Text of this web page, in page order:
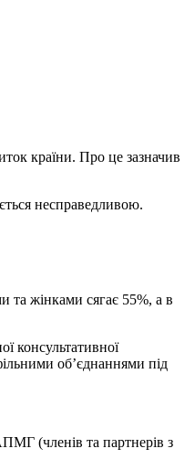
країни. Про це зазначив
несправедливою.
та жінками сягає 55%, а в
консультативної
об’єднаннями під
(членів та партнерів з